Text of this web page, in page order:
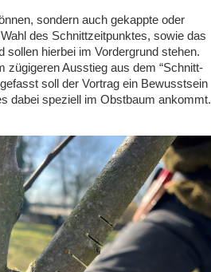
sondern auch gekappte oder
des Schnittzeitpunktes, sowie das
hierbei im Vordergrund stehen.
Ausstieg aus dem “Schnitt-
soll der Vortrag ein Bewusstsein
dabei speziell im Obstbaum ankommt.